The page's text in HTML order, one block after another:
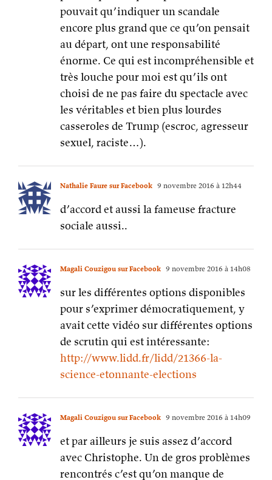
pouvait qu’indiquer un scandale
encore plus grand que ce qu’on pensait
au départ, ont une responsabilité
énorme. Ce qui est incompréhensible et
très louche pour moi est qu’ils ont
choisi de ne pas faire du spectacle avec
les véritables et bien plus lourdes
casseroles de Trump (escroc, agresseur
sexuel, raciste…).
Nathalie Faure sur Facebook 9 novembre 2016 à 12h44
d’accord et aussi la fameuse fracture
sociale aussi..
Magali Couzigou sur Facebook 9 novembre 2016 à 14h08
sur les différentes options disponibles
pour s’exprimer démocratiquement, y
avait cette vidéo sur différentes options
de scrutin qui est intéressante:
http://www.lidd.fr/lidd/21366-la-
science-etonnante-elections
Magali Couzigou sur Facebook 9 novembre 2016 à 14h09
et par ailleurs je suis assez d’accord
avec Christophe. Un de gros problèmes
rencontrés c’est qu’on manque de